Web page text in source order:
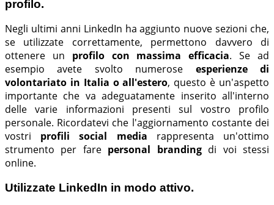
profilo.
Negli ultimi anni LinkedIn ha aggiunto nuove sezioni che,
se utilizzate correttamente, permettono davvero di
ottenere un profilo con massima efficacia. Se ad
esempio avete svolto numerose esperienze di
volontariato in Italia o all'estero, questo è un'aspetto
importante che va adeguatamente inserito all'interno
delle varie informazioni presenti sul vostro profilo
personale. Ricordatevi che l'aggiornamento costante dei
vostri profili social media rappresenta un'ottimo
strumento per fare personal brandingdi voi stessi
online.
Utilizzate LinkedIn in modo attivo.